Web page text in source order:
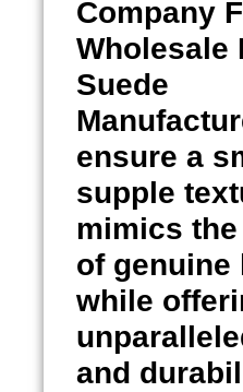
Company
Wholesale
Suede
ensure a
supple
mimics
of genuine
while
and